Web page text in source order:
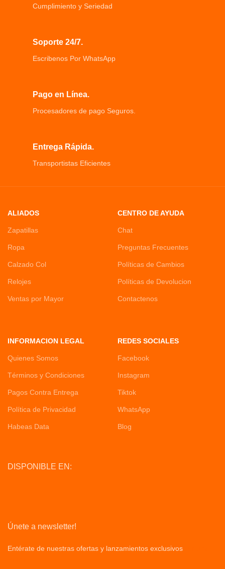
Cumplimiento y Seriedad
Soporte 24/7.
Escribenos Por WhatsApp
Pago en Línea.
Procesadores de pago Seguros.
Entrega Rápida.
Transportistas Eficientes
ALIADOS
Zapatillas
Ropa
Calzado Col
Relojes
Ventas por Mayor
CENTRO DE AYUDA
Chat
Preguntas Frecuentes
Políticas de Cambios
Políticas de Devolucion
Contactenos
INFORMACION LEGAL
Quienes Somos
Términos y Condiciones
Pagos Contra Entrega
Política de Privacidad
Habeas Data
REDES SOCIALES
Facebook
Instagram
Tiktok
WhatsApp
Blog
DISPONIBLE EN:
Únete a newsletter!
Entérate de nuestras ofertas y lanzamientos exclusivos